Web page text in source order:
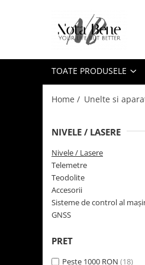
Toate Produsele
Conexiune Wi-Fi
Cu panou solar
Sonerie inteligentă
Accesorii camere de supraveghere
Unelte si aparate de masura
Nivele / Lasere
TOATE PRODUSELE
Home / Unelte si
NIVELE / LASERE
Nivele / Lasere
Telemetre
Teodolite
Accesorii
Sisteme de control al
GNSS
PRET
Peste 1000 RON (18)